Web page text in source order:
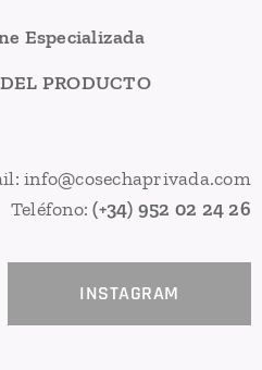
Especializada
PRODUCTO
info@cosechaprivada.com
Teléfono:(+34) 952 02 24 26
INSTAGRAM